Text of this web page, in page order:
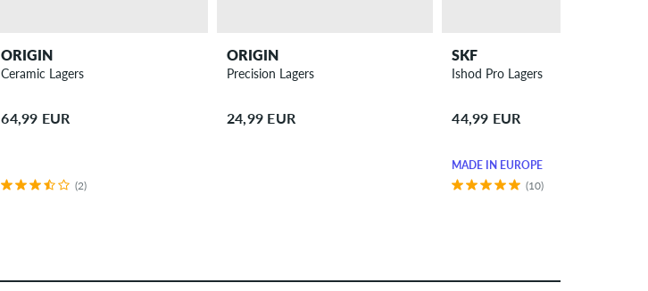
ORIGIN
Ceramic Lagers
64,99 EUR
(2)
ORIGIN
Precision Lagers
24,99 EUR
SKF
Ishod Pro Lagers
44,99 EUR
MADE IN EUROPE
(10)